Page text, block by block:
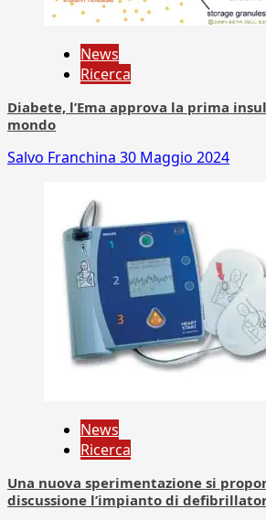
News
Ricerca
Diabete, l’Ema approva la prima
mondo
Salvo Franchina 30 Maggio 2024
News
Ricerca
Una nuova sperimentazione si
discussione l’impianto di